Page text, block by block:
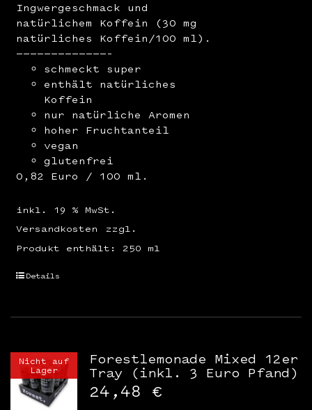
Ingwergeschmack und
natürlichem Koffein (30 mg
natürliches Koffein/100 ml).
—————————————–
schmeckt super
enthält natürliches
Koffein
nur natürliche Aromen
hoher Fruchtanteil
vegan
glutenfrei
0,82 Euro / 100 ml.
inkl. 19 % MwSt.
zzgl.
Versandkosten
Produkt enthält: 250 ml
Details
Nicht auf
Lager
Forestlemonade Mixed 12er
Tray (inkl. 3 Euro Pfand)
24,48 €